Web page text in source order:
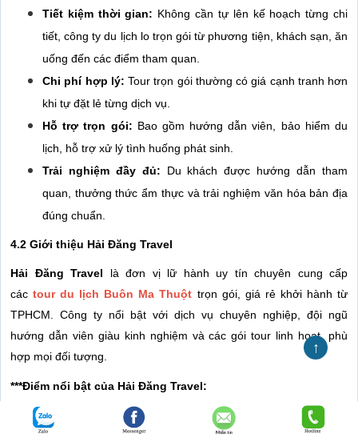
Tiết kiệm thời gian: Không cần tự lên kế hoạch từng chi
tiết, công ty du lịch lo trọn gói từ phương tiện, khách sạn, ăn
uống đến các điểm tham quan.
Chi phí hợp lý: Tour trọn gói thường có giá cạnh tranh hơn
khi tự đặt lẻ từng dịch vụ.
Hỗ trợ trọn gói: Bao gồm hướng dẫn viên, bảo hiểm du
lịch, hỗ trợ xử lý tình huống phát sinh.
Trải nghiệm đầy đủ: Du khách được hướng dẫn tham
quan, thưởng thức ẩm thực và trải nghiệm văn hóa bản địa
đúng chuẩn.
4.2 Giới thiệu Hải Đăng Travel
Hải Đăng Travel là đơn vị lữ hành uy tín chuyên cung cấp
cáctour du lịch Buôn Ma Thuột trọn gói, giá rẻ khởi hành từ
TPHCM. Công ty nổi bật với dịch vụ chuyên nghiệp, đội ngũ
hướng dẫn viên giàu kinh nghiệm và các gói tour linh hoạt, phù
hợp mọi đối tượng.
***Điểm nổi bật của Hải Đăng Travel:
✅ Tour trọn gói, tiết kiệm thời gian và chi phí
↑